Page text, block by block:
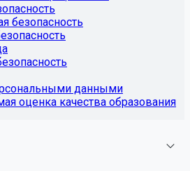
безопасность
данными
оценка качества образования